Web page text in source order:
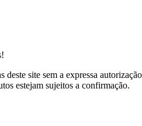
site sem a expressa
estejam sujeitos a confirmação.